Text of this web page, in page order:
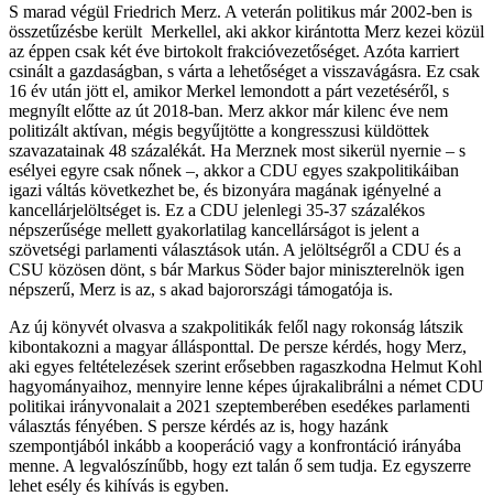
S marad végül Friedrich Merz. A veterán politikus már 2002-ben is
összetűzésbe került Merkellel, aki akkor kirántotta Merz kezei közül
az éppen csak két éve birtokolt frakcióvezetőséget. Azóta karriert
csinált a gazdaságban, s várta a lehetőséget a visszavágásra. Ez csak
16 év után jött el, amikor Merkel lemondott a párt vezetéséről, s
megnyílt előtte az út 2018-ban. Merz akkor már kilenc éve nem
politizált aktívan, mégis begyűjtötte a kongresszusi küldöttek
szavazatainak 48 százalékát. Ha Merznek most sikerül nyernie – s
esélyei egyre csak nőnek –, akkor a CDU egyes szakpolitikáiban
igazi váltás következhet be, és bizonyára magának igényelné a
kancellárjelöltséget is. Ez a CDU jelenlegi 35-37 százalékos
népszerűsége mellett gyakorlatilag kancellárságot is jelent a
szövetségi parlamenti választások után. A jelöltségről a CDU és a
CSU közösen dönt, s bár Markus Söder bajor miniszterelnök igen
népszerű, Merz is az, s akad bajorországi támogatója is.
Az új könyvét olvasva a szakpolitikák felől nagy rokonság látszik
kibontakozni a magyar állásponttal. De persze kérdés, hogy Merz,
aki egyes feltételezések szerint erősebben ragaszkodna Helmut Kohl
hagyományaihoz, mennyire lenne képes újrakalibrálni a német CDU
politikai irányvonalait a 2021 szeptemberében esedékes parlamenti
választás fényében. S persze kérdés az is, hogy hazánk
szempontjából inkább a kooperáció vagy a konfrontáció irányába
menne. A legvalószínűbb, hogy ezt talán ő sem tudja. Ez egyszerre
lehet esély és kihívás is egyben.